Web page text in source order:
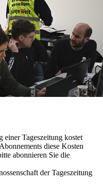
Tageszeitung kostet
diese Kosten
abonnieren Sie die
der Tageszeitung